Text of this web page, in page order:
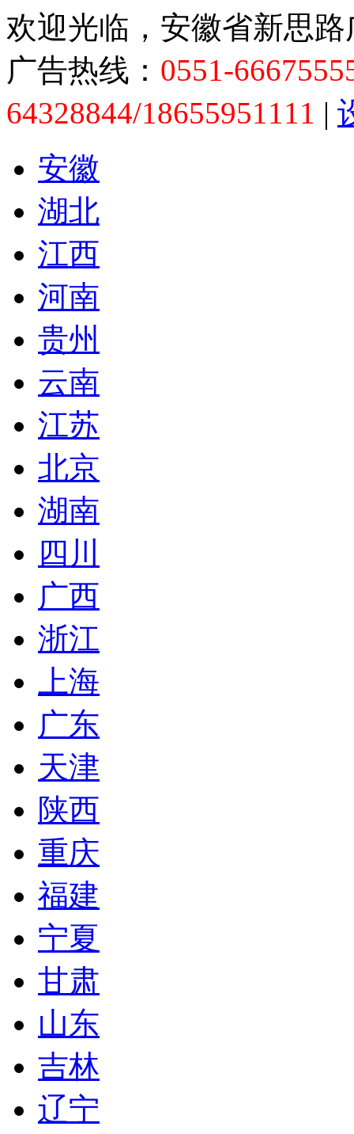
欢迎光临，安徽省新思
广告热线： 0551-
64328844/18655951111 |
安徽
湖北
江西
河南
贵州
云南
江苏
北京
湖南
四川
广西
浙江
上海
广东
天津
陕西
重庆
福建
宁夏
甘肃
山东
吉林
辽宁